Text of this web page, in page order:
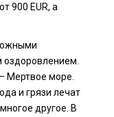
900 EUR, а
оздоровлением.
Мертвое море.
и грязи лечат
другое. В